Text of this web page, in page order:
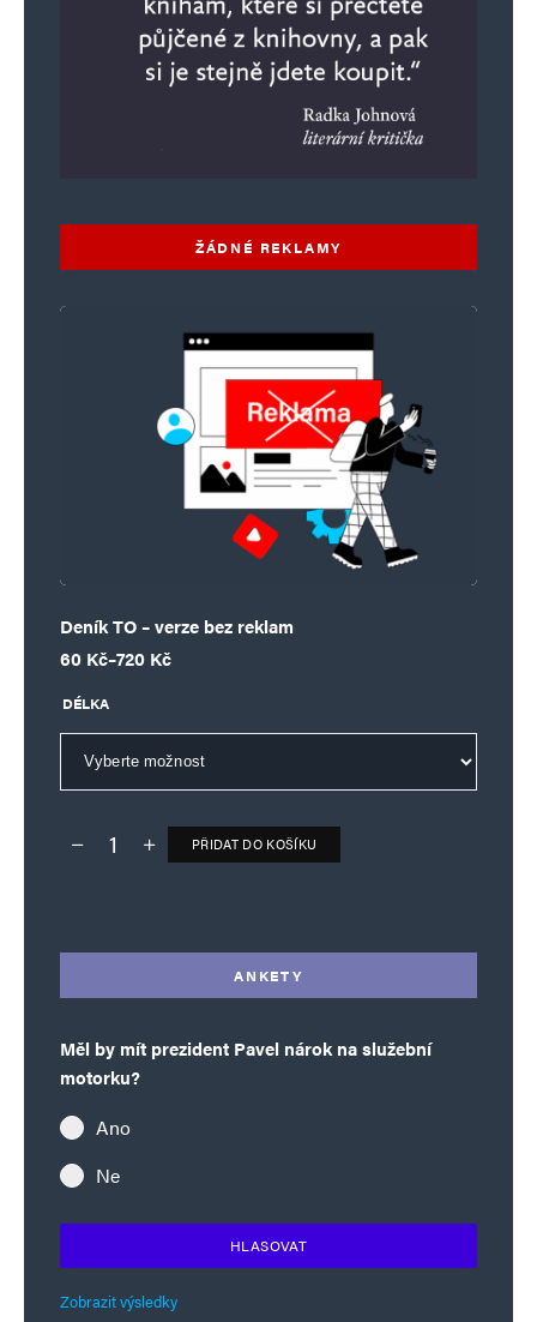
ŽÁDNÉ REKLAMY
Deník TO – verze bez reklam
60 Kč–720 Kč
Rozpětí cen: 60 Kč až 720 Kč
DÉLKA
Deník TO – verze bez reklam množství
PŘIDAT DO KOŠÍKU
ANKETY
Měl by mít prezident Pavel nárok na služební
motorku?
Ano
Ne
HLASOVAT
Zobrazit výsledky